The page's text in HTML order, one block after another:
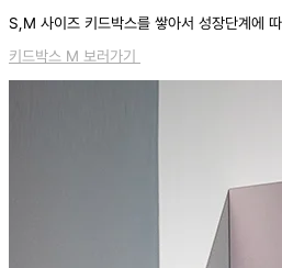
S,M 사이즈 키드박스를 쌓아서 성장단계에
키드박스 M 보러가기